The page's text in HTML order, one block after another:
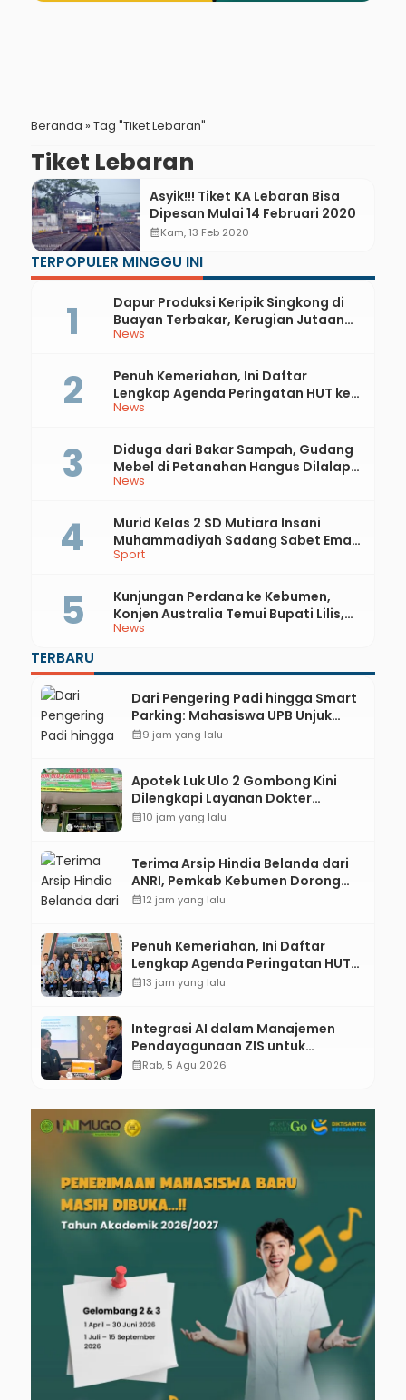
Beranda » Tag "Tiket Lebaran"
Tiket Lebaran
Asyik!!! Tiket KA Lebaran Bisa
Dipesan Mulai 14 Februari 2020
calendar_monthKam, 13 Feb 2020
TERPOPULER MINGGU INI
News
Dapur Produksi Keripik Singkong di
Buayan Terbakar, Kerugian Jutaan
Rupiah
News
Penuh Kemeriahan, Ini Daftar
Lengkap Agenda Peringatan HUT ke-
81 RI dan Hari Jadi ke-397 Kabupaten
News
Diduga dari Bakar Sampah, Gudang
Mebel di Petanahan Hangus Dilalap
Api
Sport
Murid Kelas 2 SD Mutiara Insani
Muhammadiyah Sadang Sabet Emas
dan Perak di Kejurda Tapak Suci
News
Kunjungan Perdana ke Kebumen,
Konjen Australia Temui Bupati Lilis,
Ini yang Dibahas
TERBARU
Dari Pengering Padi hingga Smart
Parking: Mahasiswa UPB Unjuk
Gigi Lewat Pameran CODEX 2
calendar_month9 jam yang lalu
Apotek Luk Ulo 2 Gombong Kini
Dilengkapi Layanan Dokter
Spesialis Anak
calendar_month10 jam yang lalu
Terima Arsip Hindia Belanda dari
ANRI, Pemkab Kebumen Dorong
Integrasi Sejarah, Geopark, dan
calendar_month12 jam yang lalu
Penuh Kemeriahan, Ini Daftar
Lengkap Agenda Peringatan HUT
ke-81 RI dan Hari Jadi ke-397
calendar_month13 jam yang lalu
Integrasi AI dalam Manajemen
Pendayagunaan ZIS untuk
Mendukung Realisasi IKAL
calendar_monthRab, 5 Agu 2026